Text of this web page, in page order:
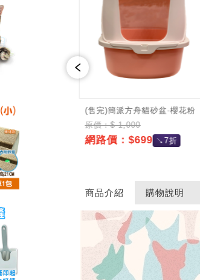
砂盆-三色
↘7折
(售完)簡派方舟貓砂盆-櫻花粉
原價：$ 1,000
網路價：$699 ↘7折
商品介紹 購物說明